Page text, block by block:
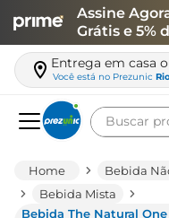
Assine
Grátis e 5%
Entrega em casa
Você está no Prezunic
Buscar
Bebida
Bebida Mista
Bebida The Natural
leite